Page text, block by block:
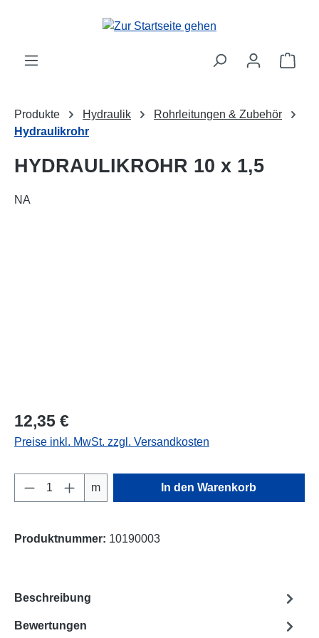
Produkte Hydraulik
Rohrleitungen & Zubehör
Hydraulikrohr
HYDRAULIKROHR 10 x 1,5
NA
12,35 €
Preise inkl. MwSt. zzgl. Versandkosten
Produkt Anzahl: Gib den gewünschten
m In den Warenkorb
Produktnummer: 10190003
Beschreibung
Bewertungen